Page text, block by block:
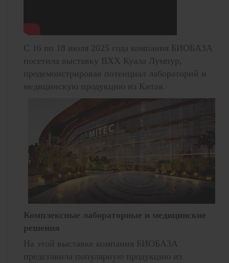
С 16 по 18 июля 2025 года компания БИОБАЗА
посетила выставку ВХХ Куала Лумпур,
продемонстрировав потенциал лабораторий и
медицинскую продукцию из Китая.
Комплексные лабораторные и медицинские
решения
На этой выставке компания БИОБАЗА
представила популярную продукцию из